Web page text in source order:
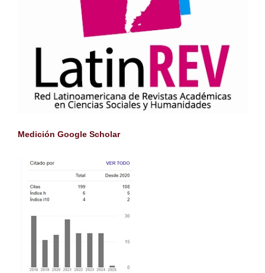
Medición Google Scholar